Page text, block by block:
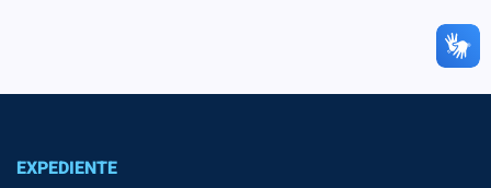
EXPEDIENTE